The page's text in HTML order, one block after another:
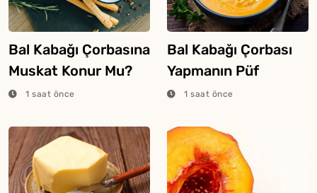
Bal Kabağı Çorbasına
Muskat Konur Mu?
1 saat önce
Bal Kabağı Çorbası
Yapmanın Püf
Noktaları
1 saat önce